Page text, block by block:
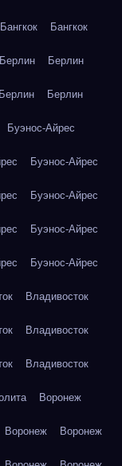
Бангкок Бангкок
Берлин Берлин
Берлин Берлин
Буэнос-Айрес
Буэнос-Айрес
Буэнос-Айрес
Буэнос-Айрес
Буэнос-Айрес
Владивосток
Владивосток
Владивосток
Воронеж
Воронеж Воронеж